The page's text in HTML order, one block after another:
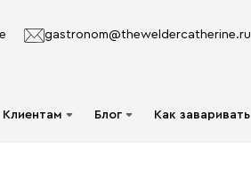
gastronom@theweldercatherine.ru
Клиентам Блог Как заваривать